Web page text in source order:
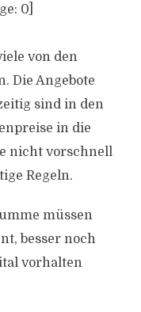
0]
von den
Die Angebote
sind in den
in die
nicht vorschnell
Regeln.
müssen
besser noch
vorhalten